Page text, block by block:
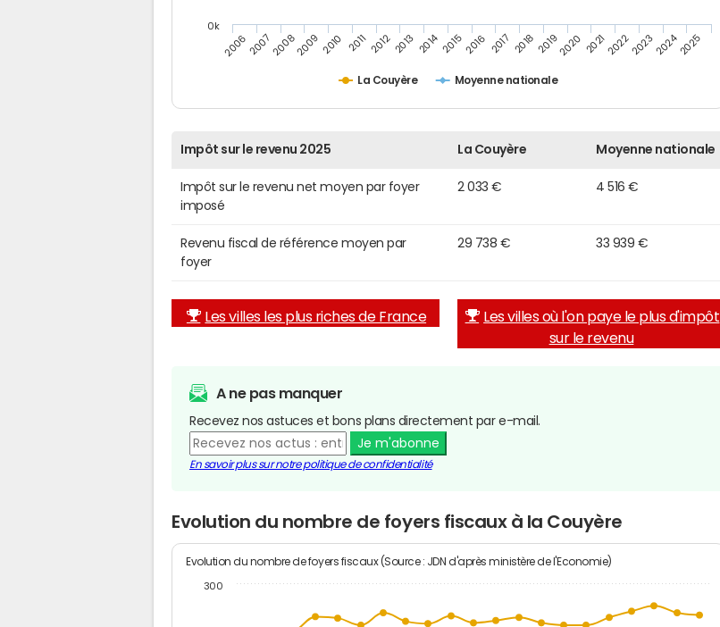
La Couyère Moyenne nationale
20062007200820092010 2011 20122013 201420152016 2017 201820192020 20212022202320242025
0k
Impôt sur le revenu 2025 La Couyère Moyenne nationale
Impôt sur le revenu net moyen par foyer
imposé
2 033 € 4 516 €
Revenu fiscal de référence moyen par
foyer
29 738 € 33 939 €
Les villes les plus riches de France
Les villes où l'on paye le plus d'impôt
sur le revenu
A ne pas manquer
Recevez nos astuces et bons plans directement par e-mail.
Je m'abonne
En savoir plus sur notre politique de confidentialité
Evolution du nombre de foyers fiscaux à la Couyère
Evolution du nombre de foyers fiscaux (Source : JDN d'après ministère de l'Economie)
300